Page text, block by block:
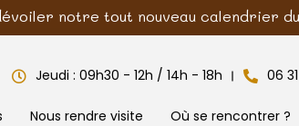
notre tout nouveau calendrier
Jeudi : 09h30 - 12h / 14h - 18h 06
Nous rendre visite Où se rencontrer ?